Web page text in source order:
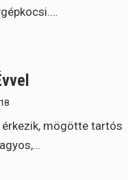
mögötte tartós